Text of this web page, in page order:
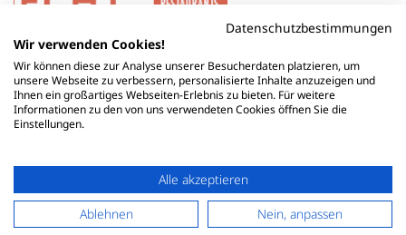
Datenschutzbestimmungen
Wir verwenden Cookies!
Wir können diese zur Analyse unserer Besucherdaten platzieren, um
unsere Webseite zu verbessern, personalisierte Inhalte anzuzeigen und
Ihnen ein großartiges Webseiten-Erlebnis zu bieten. Für weitere
Informationen zu den von uns verwendeten Cookies öffnen Sie die
Einstellungen.
Alle akzeptieren
Ablehnen
Nein, anpassen